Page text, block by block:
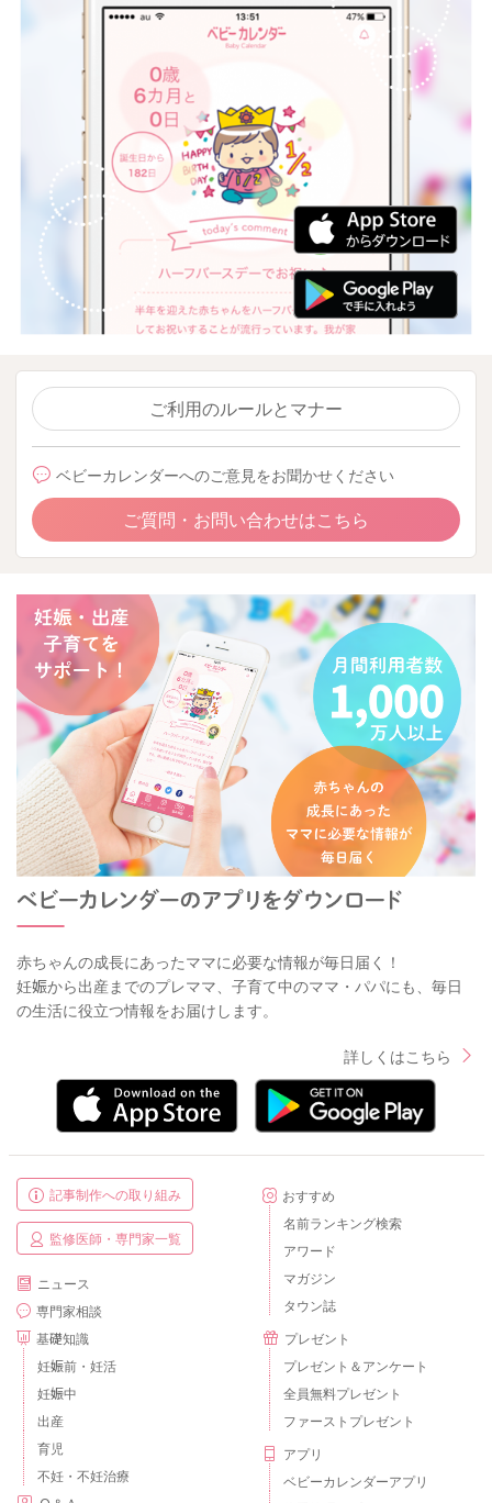
ご利用のルールとマナー
ベビーカレンダーへのご意見をお聞かせください
ご質問・お問い合わせはこちら
赤ちゃんの成長にあったママに必要な情報が毎日届く！
妊娠から出産までのプレママ、子育て中のママ・パパにも、毎日
の生活に役立つ情報をお届けします。
詳しくはこちら
記事制作への取り組み
監修医師・専門家一覧
ニュース
専門家相談
基礎知識
妊娠前・妊活
妊娠中
出産
育児
不妊・不妊治療
おすすめ
名前ランキング検索
アワード
マガジン
タウン誌
プレゼント
プレゼント＆アンケート
全員無料プレゼント
ファーストプレゼント
アプリ
ベビーカレンダーアプリ